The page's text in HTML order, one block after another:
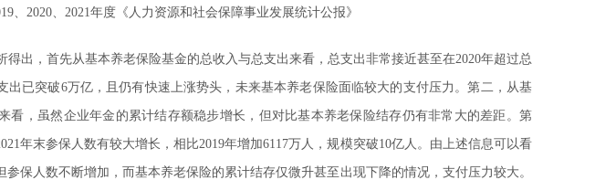
、2020、2021年度《人力资源和社会保障事业发展统计公报》
得出，首先从基本养老保险基金的总收入与总支出来看，总支出非常接近甚至在2020年超过总
出已突破6万亿，且仍有快速上涨势头，未来基本养老保险面临较大的支付压力。第二，从基
看，虽然企业年金的累计结存额稳步增长，但对比基本养老保险结存仍有非常大的差距。第
年末参保人数有较大增长，相比2019年增加6117万人，规模突破10亿人。由上述信息可以看
保人数不断增加，而基本养老保险的累计结存仅微升甚至出现下降的情况，支付压力较大。